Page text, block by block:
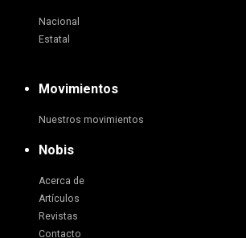
Nacional
Estatal
Movimientos
Nuestros movimientos
Nobis
Acerca de
Artículos
Revistas
Contacto